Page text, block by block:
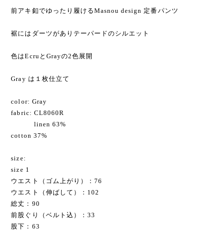
前アキ釦でゆったり履けるMasnou design 定番パンツ
裾にはダーツがありテーパードのシルエット
色はEcruとGrayの2色展開
Gray は１枚仕立て
color: Gray
fabric: CL8060R
linen 63%
cotton 37%
size:
size 1
ウエスト（ゴム上がり）：76
ウエスト（伸ばして）：102
総丈：90
前股ぐり（ベルト込）：33
股下：63